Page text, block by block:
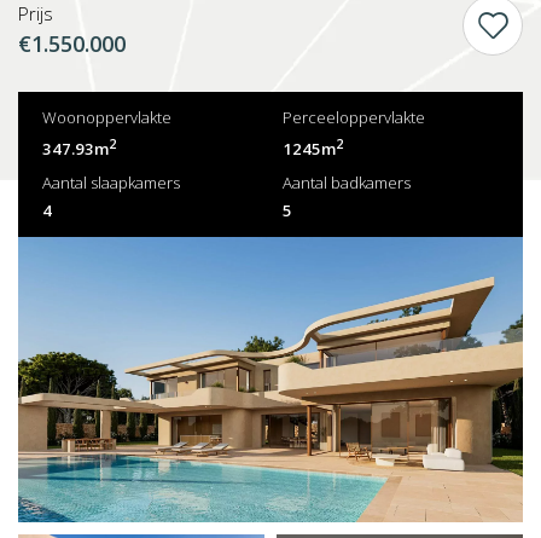
Prijs
€1.550.000
Woonoppervlakte
347.93m2
Perceeloppervlakte
1245m2
Aantal slaapkamers
4
Aantal badkamers
5